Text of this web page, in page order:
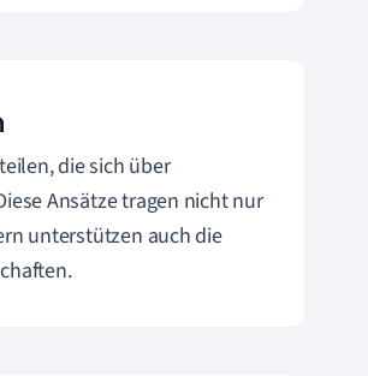
die sich über
Ansätze tragen nicht nur
unterstützen auch die